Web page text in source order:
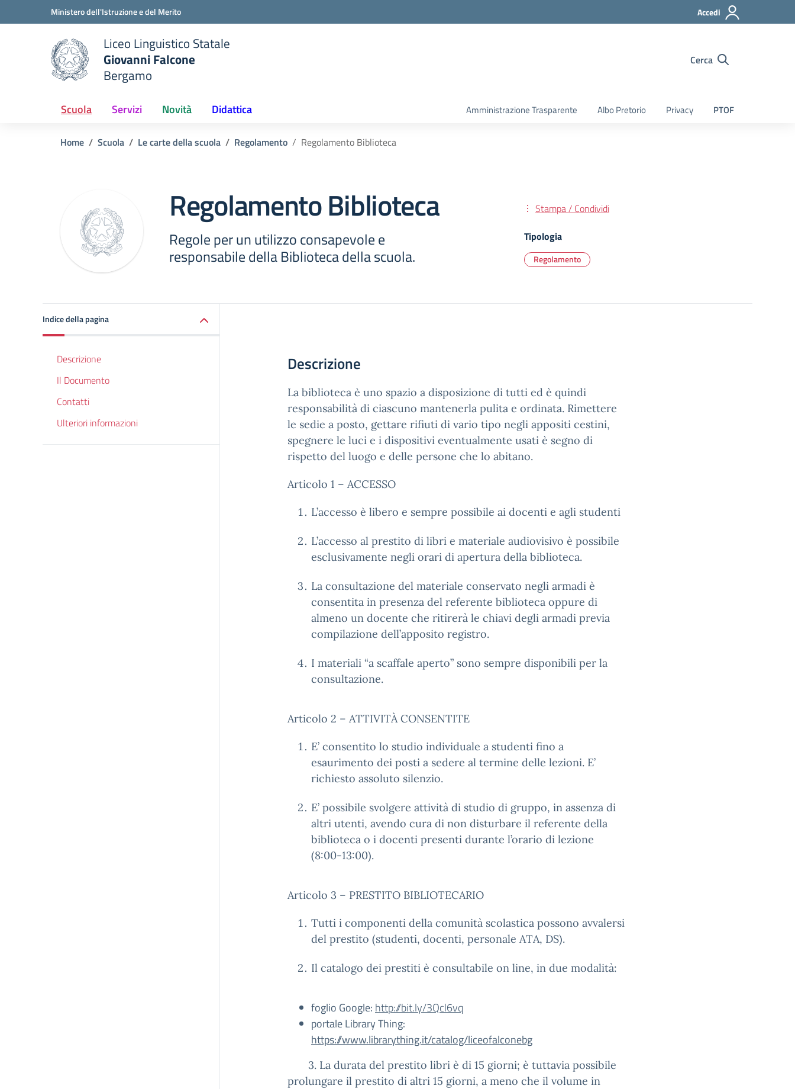
Vai ai contenuti
Vai al menu di navigazioneMinistero dell'Istruzione e del Merito Accedi
scuola
Liceo Linguistico Statale
Giovanni Falcone
Bergamo
Cerca
Scuola Servizi Novità Didattica Amministrazione Trasparente Albo Pretorio Privacy PTOF
Home Scuola Le carte della scuola Regolamento Regolamento Biblioteca
Regolamento Biblioteca
Regole per un utilizzo consapevole e
responsabile della Biblioteca della scuola.
Stampa / Condividi
Tipologia
Regolamento
Indice della pagina
Descrizione
Il Documento
Contatti
Ulteriori informazioni
Descrizione
La biblioteca è uno spazio a disposizione di tutti ed è quindi
responsabilità di ciascuno mantenerla pulita e ordinata. Rimettere
le sedie a posto, gettare rifiuti di vario tipo negli appositi cestini,
spegnere le luci e i dispositivi eventualmente usati è segno di
rispetto del luogo e delle persone che lo abitano.
Articolo 1 – ACCESSO
L’accesso è libero e sempre possibile ai docenti e agli studenti
L’accesso al prestito di libri e materiale audiovisivo è possibile
esclusivamente negli orari di apertura della biblioteca.
La consultazione del materiale conservato negli armadi è
consentita in presenza del referente biblioteca oppure di
almeno un docente che ritirerà le chiavi degli armadi previa
compilazione dell’apposito registro.
I materiali “a scaffale aperto” sono sempre disponibili per la
consultazione.
Articolo 2 – ATTIVITÀ CONSENTITE
E’ consentito lo studio individuale a studenti fino a
esaurimento dei posti a sedere al termine delle lezioni. E’
richiesto assoluto silenzio.
E’ possibile svolgere attività di studio di gruppo, in assenza di
altri utenti, avendo cura di non disturbare il referente della
biblioteca o i docenti presenti durante l’orario di lezione
(8:00-13:00).
Articolo 3 – PRESTITO BIBLIOTECARIO
Tutti i componenti della comunità scolastica possono avvalersi
del prestito (studenti, docenti, personale ATA, DS).
Il catalogo dei prestiti è consultabile on line, in due modalità:
foglio Google: http://bit.ly/3Qcl6vq
portale Library Thing:
https://www.librarything.it/catalog/liceofalconebg
3. La durata del prestito libri è di 15 giorni; è tuttavia possibile
prolungare il prestito di altri 15 giorni, a meno che il volume in